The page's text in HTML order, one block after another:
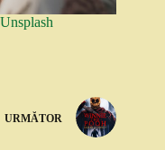
Unsplash
URMĂTOR